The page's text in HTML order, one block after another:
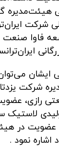
هیئت‌مدیره
شرکت
فاوا صنعت
ایشان
شرکت
رازی،
لاستیک
عضویت در
اشاره نمود .